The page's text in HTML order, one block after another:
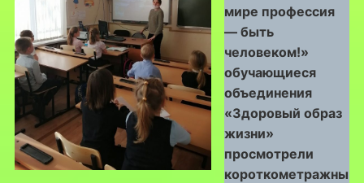
мире профессия
— быть
человеком!»
обучающиеся
объединения
«Здоровый образ
жизни»
просмотрели
короткометражны